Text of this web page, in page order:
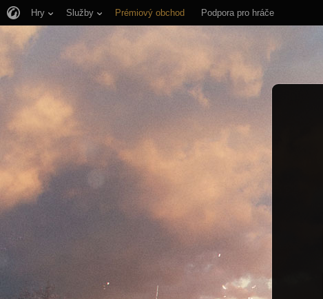
Hry Služby Prémiový obchod Podpora pro hráče